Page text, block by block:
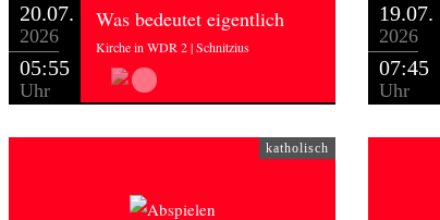
20.07.
2026
05:55
Uhr
Was bedeutet eigentlich
Kirche in WDR 2 | Schnitzius
19.07.
2026
07:45
Uhr
katholisch